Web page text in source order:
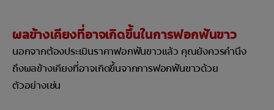
ผลข้างเคียงที่อาจเกิดขึ้นในการฟอกฟันขาว
นอกจากต้องประเมินราคาฟอกฟันขาวแล้ว คุณยังควรคำนึง
ถึงผลข้างเคียงที่อาจเกิดขึ้นจากการฟอกฟันขาวด้วย
ตัวอย่างเช่น